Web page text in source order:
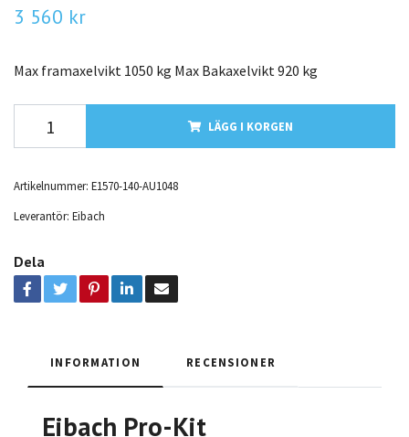
3 560 kr
Max framaxelvikt 1050 kg Max Bakaxelvikt 920 kg
LÄGG I KORGEN
Artikelnummer: E1570-140-AU1048
Leverantör: Eibach
Dela
INFORMATION RECENSIONER
Eibach Pro-Kit